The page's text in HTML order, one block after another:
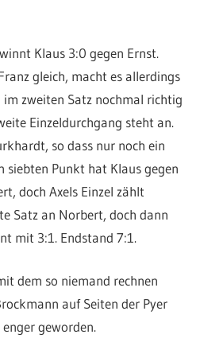
Klaus 3:0 gegen Ernst.
gleich, macht es allerdings
zweiten Satz nochmal richtig
Einzeldurchgang steht an.
so dass nur noch ein
siebten Punkt hat Klaus gegen
doch Axels Einzel zählt
Satz an Norbert, doch dann
mit 3:1. Endstand 7:1.
dem so niemand rechnen
auf Seiten der Pyer
geworden.